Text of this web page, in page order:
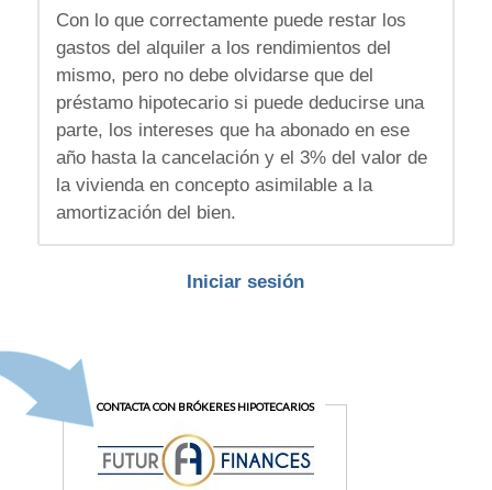
Con lo que correctamente puede restar los
gastos del alquiler a los rendimientos del
mismo, pero no debe olvidarse que del
préstamo hipotecario si puede deducirse una
parte, los intereses que ha abonado en ese
año hasta la cancelación y el 3% del valor de
la vivienda en concepto asimilable a la
amortización del bien.
Iniciar sesión